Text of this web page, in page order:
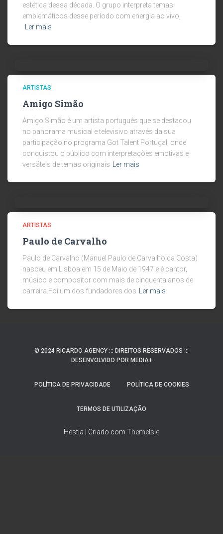
estética dessa década. O grupo interpreta temas
emblemáticos desse período com energia ao vivo,
Ler mais
ARTISTAS
Amigo Simão
Amigo Simão é um artista português que se destacou
no panorama musical e televisivo através da sua
participação no programa Got Talent Portugal, onde
conquistou o público com interpretações emotivas e
versáteis de temas originais
Ler mais
ARTISTAS
Paulo de Carvalho
Paulo de Carvalho (Manuel Paulo de Carvalho da Costa)
nasceu em Lisboa em 15 de Maio de 1947 e é cantor,
músico e compositor com mais de cinquenta anos de
carreira.Foi um dos fundadores dos
Ler mais
© 2024 RICARDO AGENCY ::: DIREITOS RESERVADOS :::
DESENVOLVIDO POR MEDIA+
POLÍTICA DE PRIVACIDADE POLÍTICA DE COOKIES
TERMOS DE UTILIZAÇÃO
Hestia | Criado com ThemeIsle